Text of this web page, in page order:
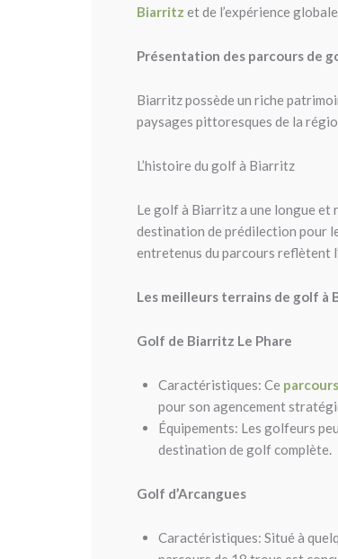
Biarritz et de l’expérience
Présentation des parcours de
Biarritz possède un riche
paysages pittoresques de la
L’histoire du golf à Biarritz
Le golf à Biarritz a une longue et
destination de prédilection pour
entretenus du parcours reflètent
Les meilleurs terrains de golf à
Golf de Biarritz Le Phare
Caractéristiques: Ce
pour son agencement
Équipements: Les golfeurs
destination de golf complète.
Golf d’Arcangues
Caractéristiques: Situé à